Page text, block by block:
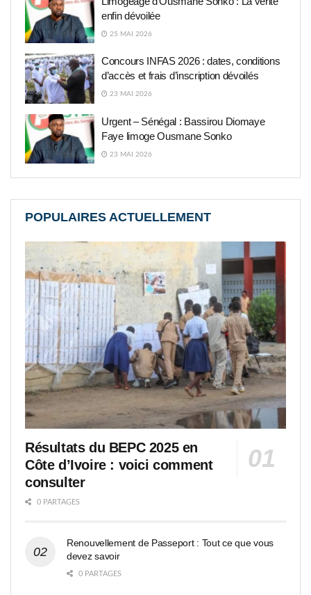
enfin dévoilée
25 MAI 2026
Concours INFAS 2026 : dates, conditions
d’accès et frais d’inscription dévoilés
23 MAI 2026
Urgent – Sénégal : Bassirou Diomaye
Faye limoge Ousmane Sonko
23 MAI 2026
POPULAIRES ACTUELLEMENT
Résultats du BEPC 2025 en
Côte d’Ivoire : voici comment
consulter
0 PARTAGES
Renouvellement de Passeport : Tout ce que vous
devez savoir
0 PARTAGES